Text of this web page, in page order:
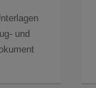
und